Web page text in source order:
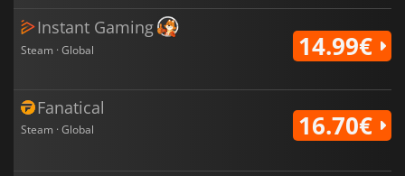
Instant Gaming
Steam · Global 14.99€
Fanatical
Steam · Global 16.70€